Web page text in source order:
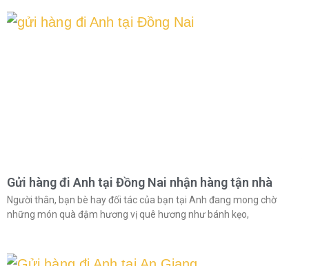
Gửi hàng đi Anh tại Đồng Nai nhận hàng tận nhà
Người thân, bạn bè hay đối tác của bạn tại Anh đang mong chờ
những món quà đậm hương vị quê hương như bánh kẹo,